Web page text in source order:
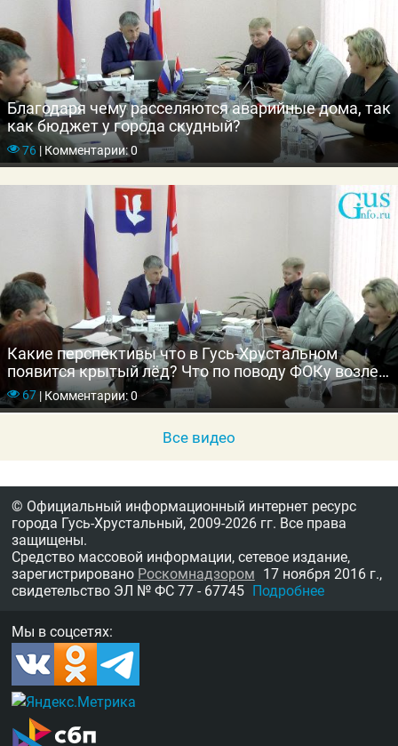
Благодаря чему расселяются аварийные дома, так
как бюджет у города скудный?
76 |Комментарии: 0
Какие перспективы что в Гусь-Хрустальном
появится крытый лёд? Что по поводу ФОКу возле
школы №1?
67 |Комментарии: 0
Все видео
© Официальный информационный интернет ресурс
города Гусь-Хрустальный, 2009-2026 гг. Все права
защищены.
Средство массовой информации, сетевое издание,
зарегистрировано Роскомнадзором 17 ноября 2016 г.,
свидетельство ЭЛ № ФС 77 - 67745 Подробнее
Мы в соцсетях: